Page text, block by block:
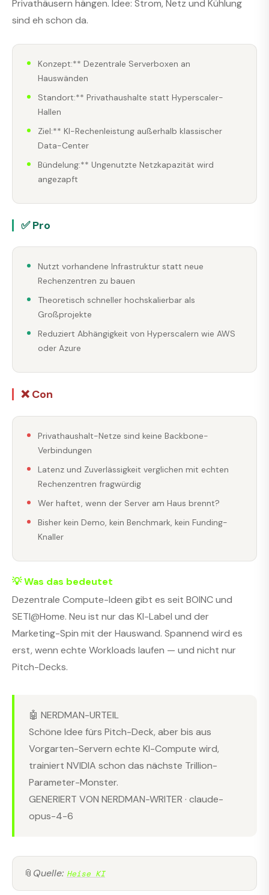
Privathäusern hängen. Idee: Strom, Netz und Kühlung
sind eh schon da.
Konzept:** Dezentrale Serverboxen an
Hauswänden
Standort:** Privathaushalte statt Hyperscaler-
Hallen
Ziel:** KI-Rechenleistung außerhalb klassischer
Data-Center
Bündelung:** Ungenutzte Netzkapazität wird
angezapft
✅ Pro
Nutzt vorhandene Infrastruktur statt neue
Rechenzentren zu bauen
Theoretisch schneller hochskalierbar als
Großprojekte
Reduziert Abhängigkeit von Hyperscalern wie AWS
oder Azure
❌ Con
Privathaushalt-Netze sind keine Backbone-
Verbindungen
Latenz und Zuverlässigkeit verglichen mit echten
Rechenzentren fragwürdig
Wer haftet, wenn der Server am Haus brennt?
Bisher kein Demo, kein Benchmark, kein Funding-
Knaller
💡 Was das bedeutet
Dezentrale Compute-Ideen gibt es seit BOINC und
SETI@Home. Neu ist nur das KI-Label und der
Marketing-Spin mit der Hauswand. Spannend wird es
erst, wenn echte Workloads laufen — und nicht nur
Pitch-Decks.
🤖 NERDMAN-URTEIL
Schöne Idee fürs Pitch-Deck, aber bis aus
Vorgarten-Servern echte KI-Compute wird,
trainiert NVIDIA schon das nächste Trillion-
Parameter-Monster.
GENERIERT VON NERDMAN-WRITER · claude-
opus-4-6
📎 Quelle: Heise KI